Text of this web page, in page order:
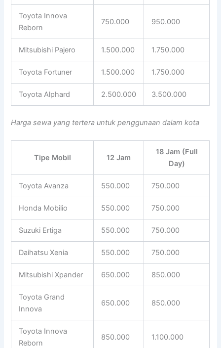
Toyota Innova
Reborn
750.000 950.000
Mitsubishi Pajero 1.500.000 1.750.000
Toyota Fortuner 1.500.000 1.750.000
Toyota Alphard 2.500.000 3.500.000
Harga sewa yang tertera untuk penggunaan dalam kota
Tipe Mobil 12 Jam
18 Jam (Full
Day)
Toyota Avanza 550.000 750.000
Honda Mobilio 550.000 750.000
Suzuki Ertiga 550.000 750.000
Daihatsu Xenia 550.000 750.000
Mitsubishi Xpander 650.000 850.000
Toyota Grand
Innova
650.000 850.000
Toyota Innova
Reborn
850.000 1.100.000